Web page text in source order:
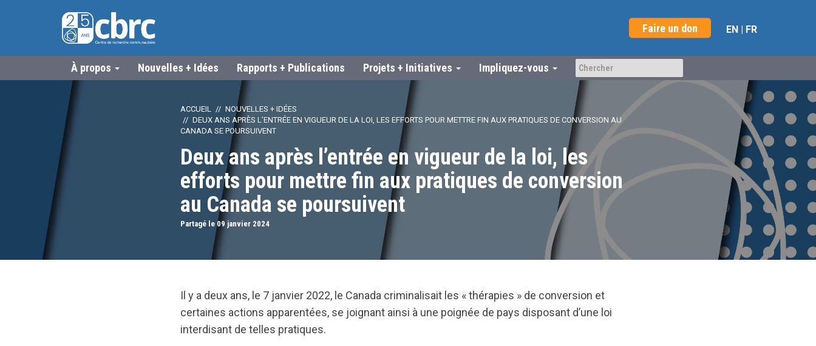
Faire un don EN | FR
À propos Nouvelles + Idées Rapports + Publications Projets + Initiatives Impliquez-vous
ACCUEIL
NOUVELLES + IDÉES
DEUX ANS APRÈS L’ENTRÉE EN VIGUEUR DE LA LOI, LES EFFORTS POUR METTRE FIN AUX PRATIQUES DE CONVERSION AU
CANADA SE POURSUIVENT
Deux ans après l’entrée en vigueur de la loi, les
efforts pour mettre fin aux pratiques de conversion
au Canada se poursuivent
Partagé le 09 janvier 2024
Il y a deux ans, le 7 janvier 2022, le Canada criminalisait les « thérapies » de conversion et
certaines actions apparentées, se joignant ainsi à une poignée de pays disposant d’une loi
interdisant de telles pratiques.